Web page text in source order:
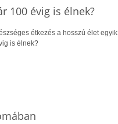
100 évig is élnek?
étkezés a hosszú élet
is élnek?